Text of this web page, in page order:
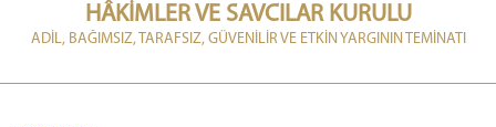
HÂKİMLER VE SAVCILAR KURULU
ADİL, BAĞIMSIZ, TARAFSIZ, GÜVENİLİR VE ETKİN YARGININ TEMİNATI